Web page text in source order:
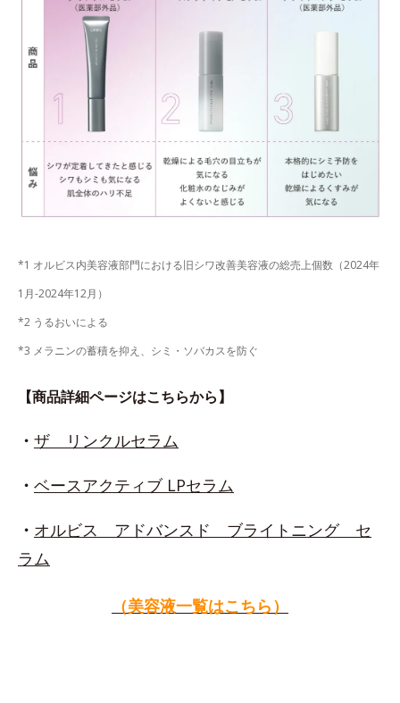
*1 オルビス内美容液部門における旧シワ改善美容液の総売上個数（2024年
1月-2024年12月）
*2 うるおいによる
*3 メラニンの蓄積を抑え、シミ・ソバカスを防ぐ
【商品詳細ページはこちらから】
・ ザ リンクルセラム
・ ベースアクティブ LPセラム
・ オルビス アドバンスド ブライトニング セ
ラム
（美容液一覧はこちら）